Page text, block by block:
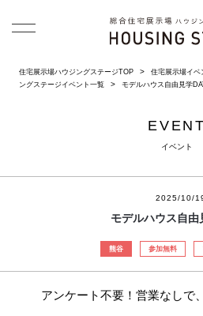
住宅展示場ハウジングステージTOP 住宅展示場イベ
ングステージイベント一覧
モデルハウス自由見学
EVENT
イベント
2025/10/
モデルハウス自由
熊谷 参加無料
アンケート不要！営業なしで